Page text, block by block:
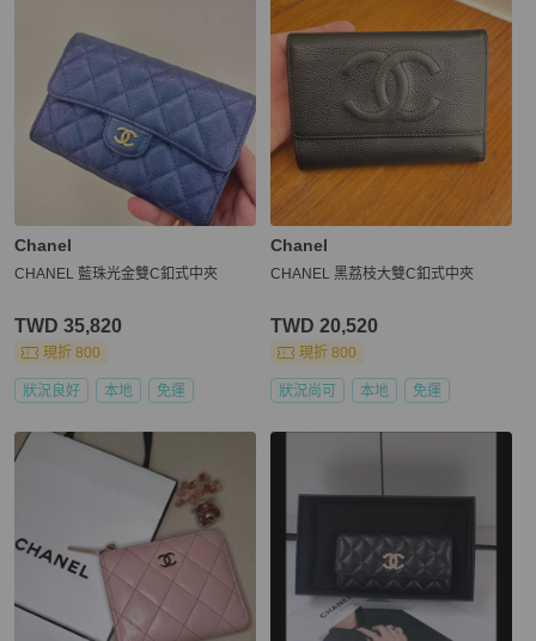
Chanel
CHANEL 藍珠光金雙C釦式中夾
TWD 35,820
現折 800
狀況良好 本地 免運
Chanel
CHANEL 黑荔枝大雙C釦式中夾
TWD 20,520
現折 800
狀況尚可 本地 免運